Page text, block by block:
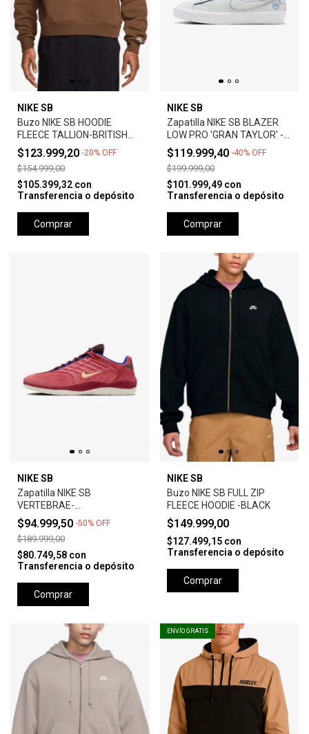
NIKE SB
Buzo NIKE SB HOODIE
FLEECE TALLION-BRITISH
TAN
$123.999,20 -20% OFF
$154.999,00
$105.399,32 con
Transferencia o depósito
Comprar
NIKE SB
Zapatilla NIKE SB BLAZER
LOW PRO 'GRAN TAYLOR' -
SUMMIT WHITE
$119.999,40 -40% OFF
$199.999,00
$101.999,49 con
Transferencia o depósito
Comprar
NIKE SB
Zapatilla NIKE SB
VERTEBRAE-
ADOBE/EARTH/NOBLE
RED/MELON TINT
$94.999,50 -50% OFF
$189.999,00
$80.749,58 con
Transferencia o depósito
Comprar
NIKE SB
Buzo NIKE SB FULL ZIP
FLEECE HOODIE -BLACK
$149.999,00
$127.499,15 con
Transferencia o depósito
Comprar
ENVÍO GRATIS